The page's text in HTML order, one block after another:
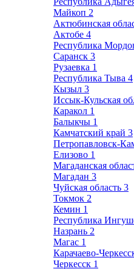
Майкоп 2
Актюбинская
Актобе 4
Республика
Саранск 3
Рузаевка 1
Республика Тыва 4
Кызыл 3
Иссык-Кульская
Каракол 1
Балыкчы 1
Камчатский край 3
Петропавловск-
Елизово 1
Магаданская
Магадан 3
Чуйская область 3
Токмок 2
Кемин 1
Республика
Назрань 2
Магас 1
Карачаево-
Черкесск 1